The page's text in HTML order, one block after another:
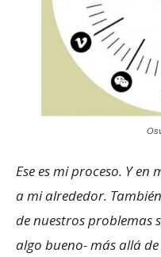
Ese es mi proceso. Y
a mi alrededor.
de nuestros problemas
algo bueno- más allá